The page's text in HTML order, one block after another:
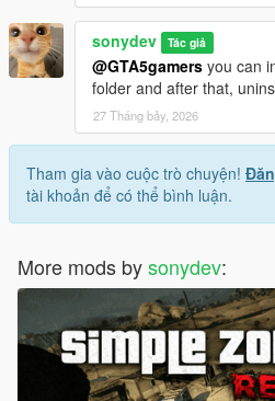
sonydev Tác giả
@GTA5gamers you can
folder and after that,
27 Tháng bảy, 2026
Tham gia vào cuộc trò chuyện!
tài khoản để có thể bình luận.
More mods bysonydev: